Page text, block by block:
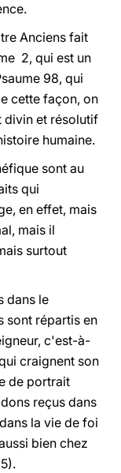
Anciens fait
2, qui est un
98, qui
cette façon, on
et résolutif
humaine.
sont au
qui
en effet, mais
mais il
surtout
dans le
sont répartis en
c'est-à-
craignent son
de portrait
reçus dans
la vie de foi
bien chez